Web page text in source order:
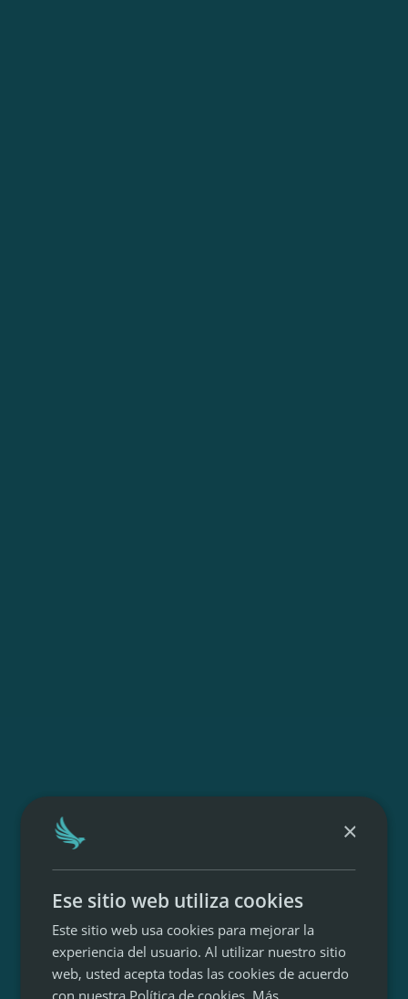
×
Ese sitio web utiliza cookies
Este sitio web usa cookies para mejorar la
experiencia del usuario. Al utilizar nuestro sitio
web, usted acepta todas las cookies de acuerdo
con nuestra Política de cookies. Más